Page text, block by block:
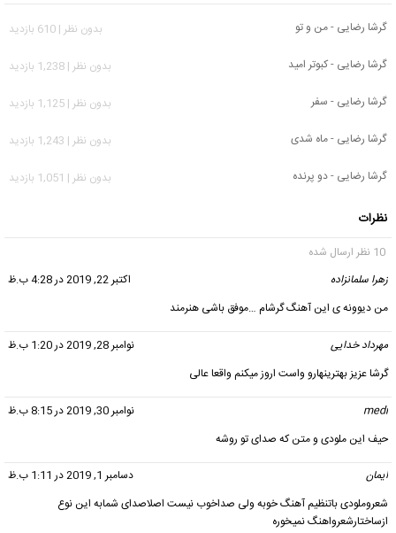
گرشا رضایی - من و تو
بدون نظر | 610 بازدید
گرشا رضایی - کبوتر امید
بدون نظر | 1,238 بازدید
گرشا رضایی - سفر
بدون نظر | 1,125 بازدید
گرشا رضایی - ماه شدی
بدون نظر | 1,243 بازدید
گرشا رضایی - دو پرنده
بدون نظر | 1,051 بازدید
نظرات
10 نظر ارسال شده
زهرا سلمانزاده
اکتبر 22, 2019 در 4:28 ب.ظ
من دیوونه ی این آهنگ گرشام …موفق باشی هنرمند
مهرداد خدایی
نوامبر 28, 2019 در 1:20 ب.ظ
گرشا عزیز بهترینهارو واست اروز میکنم واقعا عالی
medi
نوامبر 30, 2019 در 8:15 ب.ظ
حیف این ملودی و متن که صدای تو روشه
ایمان
دسامبر 1, 2019 در 1:11 ب.ظ
شعروملودی باتنظیم آهنگ خوبه ولی صداخوب نیست اصلاصدای شمابه این نوع
ازساختارشعرواهنگ نمیخوره